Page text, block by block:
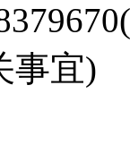
事宜)